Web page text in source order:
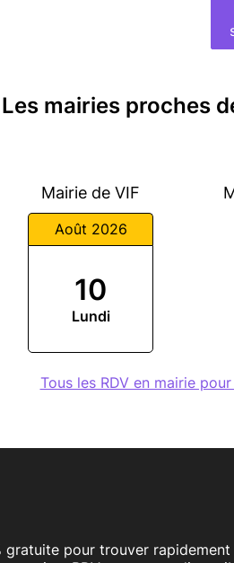
Les mairies proches
Mairie de VIF
Août 2026
10
Lundi
Tous les RDV en mairie
pour trouver rapidement